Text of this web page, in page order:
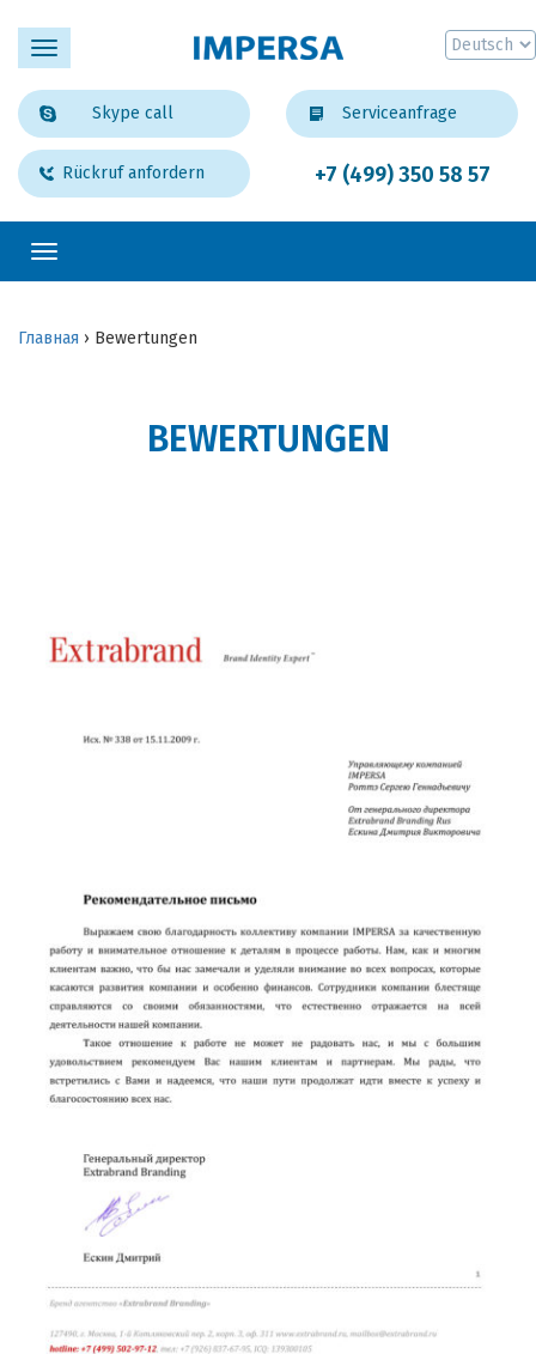
Toggle
navigation
Skype call
Serviceanfrage
Rückruf anfordern +7 (499) 350 58 57
Toggle
navigation
Главная › Bewertungen
BEWERTUNGEN